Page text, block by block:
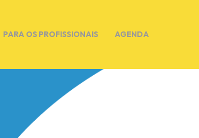
PARA OS PROFISSIONAIS AGENDA